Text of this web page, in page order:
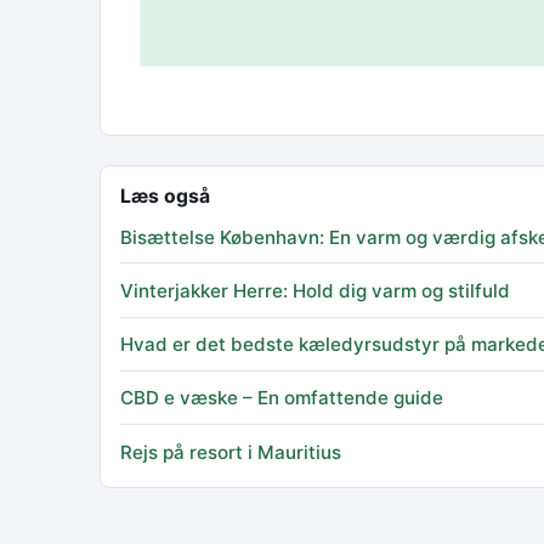
Læs også
Bisættelse København: En varm og værdig
Vinterjakker Herre: Hold dig varm og stilfuld
Hvad er det bedste kæledyrsudstyr på
CBD e væske – En omfattende guide
Rejs på resort i Mauritius